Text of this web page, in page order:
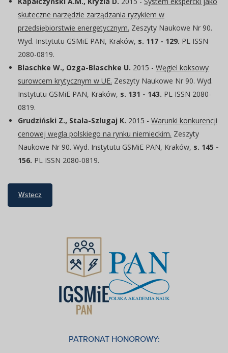
skuteczne narzędzie zarządzania ryzykiem w
przedsiębiorstwie energetycznym. Zeszyty Naukowe Nr 90.
Wyd. Instytutu GSMiE PAN, Kraków, s. 117 - 129. PL ISSN
2080-0819.
Blaschke W., Ozga-Blaschke U. 2015 - Węgiel koksowy
surowcem krytycznym w UE. Zeszyty Naukowe Nr 90. Wyd.
Instytutu GSMiE PAN, Kraków, s. 131 - 143. PL ISSN 2080-
0819.
Grudziński Z., Stala-Szlugaj K. 2015 - Warunki konkurencji
cenowej węgla polskiego na rynku niemieckim. Zeszyty
Naukowe Nr 90. Wyd. Instytutu GSMiE PAN, Kraków, s. 145 -
156. PL ISSN 2080-0819.
Wstecz
PATRONAT HONOROWY: